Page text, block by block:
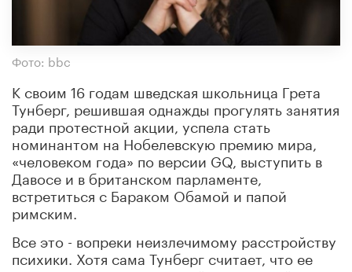
Фото: bbc
К своим 16 годам шведская школьница Грета
Тунберг, решившая однажды прогулять занятия
ради протестной акции, успела стать
номинантом на Нобелевскую премию мира,
«человеком года» по версии GQ, выступить в
Давосе и в британском парламенте,
встретиться с Бараком Обамой и папой
римским.
Все это - вопреки неизлечимому расстройству
психики. Хотя сама Тунберг считает, что ее